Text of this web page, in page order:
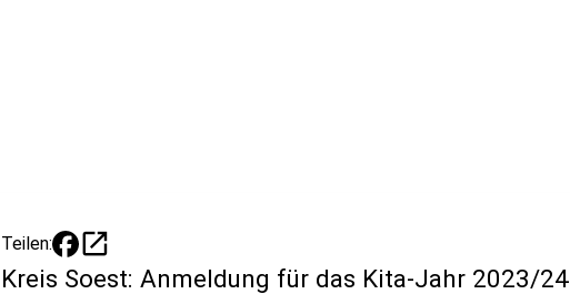
Teilen: open_in_new
Kreis Soest: Anmeldung für das Kita-Jahr 2023/24